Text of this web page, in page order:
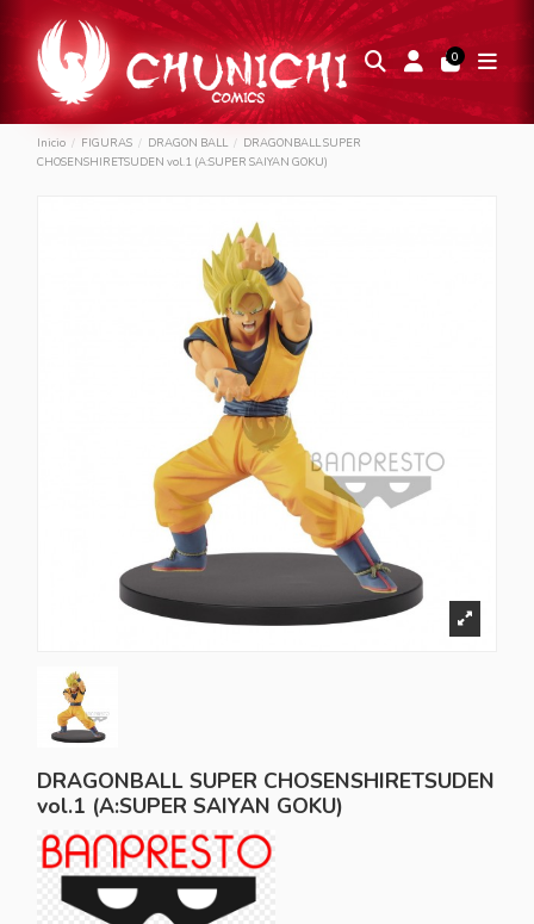
0
Inicio FIGURAS DRAGON BALL
DRAGONBALL SUPER
CHOSENSHIRETSUDEN vol.1 (A:SUPER SAIYAN GOKU)
DRAGONBALL SUPER CHOSENSHIRETSUDEN
vol.1 (A:SUPER SAIYAN GOKU)